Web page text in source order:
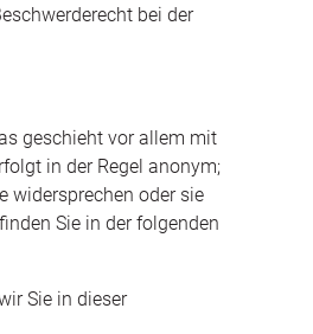
bei der
geschieht vor allem mit
in der Regel anonym;
widersprechen oder sie
Sie in der folgenden
Sie in dieser